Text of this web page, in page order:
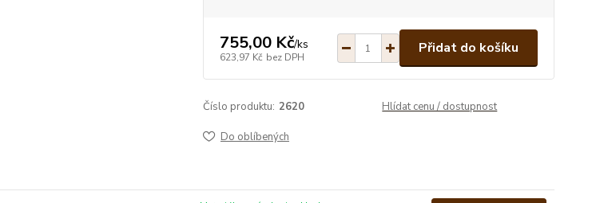
755,00 Kč/ks
623,97 Kč bez DPH
Přidat do košíku
Číslo produktu: 2620 Hlídat cenu / dostupnost
Do oblíbených